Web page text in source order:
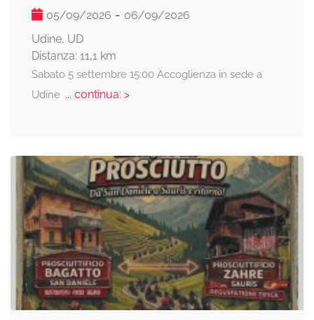
05/09/2026 - 06/09/2026
Udine, UD
Distanza: 11,1 km
Sabato 5 settembre 15:00 Accoglienza in sede a
Udine... continua: >